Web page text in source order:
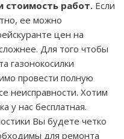
стоимость работ. Если
ее можно
цен на
Для того чтобы
газонокосилки
провести полную
неисправности. Хотим
у нас бесплатная.
Вы будете четко
для ремонта